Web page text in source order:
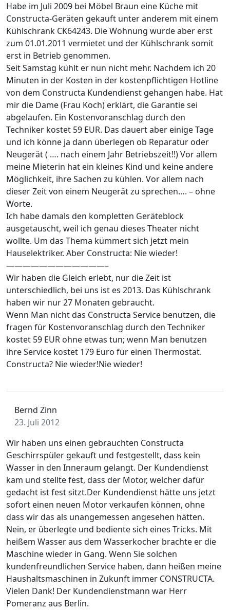
Habe im Juli 2009 bei Möbel Braun eine Küche mit
Constructa-Geräten gekauft unter anderem mit einem
Kühlschrank CK64243. Die Wohnung wurde aber erst
zum 01.01.2011 vermietet und der Kühlschrank somit
erst in Betrieb genommen.
Seit Samstag kühlt er nun nicht mehr. Nachdem ich 20
Minuten in der Kosten in der kostenpflichtigen Hotline
von dem Constructa Kundendienst gehangen habe. Hat
mir die Dame (Frau Koch) erklärt, die Garantie sei
abgelaufen. Ein Kostenvoranschlag durch den
Techniker kostet 59 EUR. Das dauert aber einige Tage
und ich könne ja dann überlegen ob Reparatur oder
Neugerät ( …. nach einem Jahr Betriebszeit!!) Vor allem
meine Mieterin hat ein kleines Kind und keine andere
Möglichkeit, ihre Sachen zu kühlen. Vor allem nach
dieser Zeit von einem Neugerät zu sprechen…. – ohne
Worte.
Ich habe damals den kompletten Geräteblock
ausgetauscht, weil ich genau dieses Theater nicht
wollte. Um das Thema kümmert sich jetzt mein
Hauselektriker. Aber Constructa: Nie wieder!
————————————–
Wir haben die Gleich erlebt, nur die Zeit ist
unterschiedlich, bei uns ist es 2013. Das Kühlschrank
haben wir nur 27 Monaten gebraucht.
Wenn Man nicht das Constructa Service benutzen, die
fragen für Kostenvoranschlag durch den Techniker
kostet 59 EUR ohne etwas tun; wenn Man benutzen
ihre Service kostet 179 Euro für einen Thermostat.
Constructa? Nie wieder!Nie wieder!
Bernd Zinn
23. Juli 2012
Wir haben uns einen gebrauchten Constructa
Geschirrspüler gekauft und festgestellt, dass kein
Wasser in den Inneraum gelangt. Der Kundendienst
kam und stellte fest, dass der Motor, welcher dafür
gedacht ist fest sitzt.Der Kundendienst hätte uns jetzt
sofort einen neuen Motor verkaufen können, ohne
dass wir das als unangemessen angesehen hätten.
Nein, er überlegte und bediente sich eines Tricks. Mit
heißem Wasser aus dem Wasserkocher brachte er die
Maschine wieder in Gang. Wenn Sie solchen
kundenfreundlichen Service haben, dann heißen meine
Haushaltsmaschinen in Zukunft immer CONSTRUCTA.
Vielen Dank! Der Kundendienstmann war Herr
Pomeranz aus Berlin.